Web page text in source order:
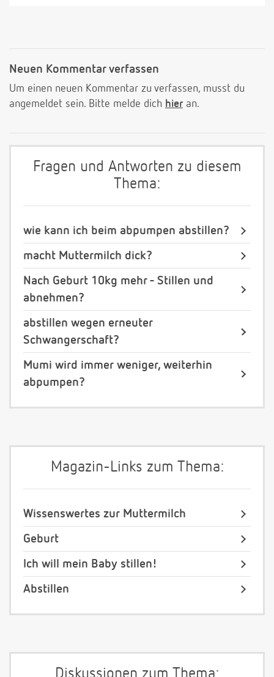
Neuen Kommentar verfassen
Um einen neuen Kommentar zu verfassen, musst du
angemeldet sein. Bitte melde dich hier an.
Fragen und Antworten zu diesem
Thema:
wie kann ich beim abpumpen abstillen?
macht Muttermilch dick?
Nach Geburt 10kg mehr - Stillen und
abnehmen?
abstillen wegen erneuter
Schwangerschaft?
Mumi wird immer weniger, weiterhin
abpumpen?
Magazin-Links zum Thema:
Wissenswertes zur Muttermilch
Geburt
Ich will mein Baby stillen!
Abstillen